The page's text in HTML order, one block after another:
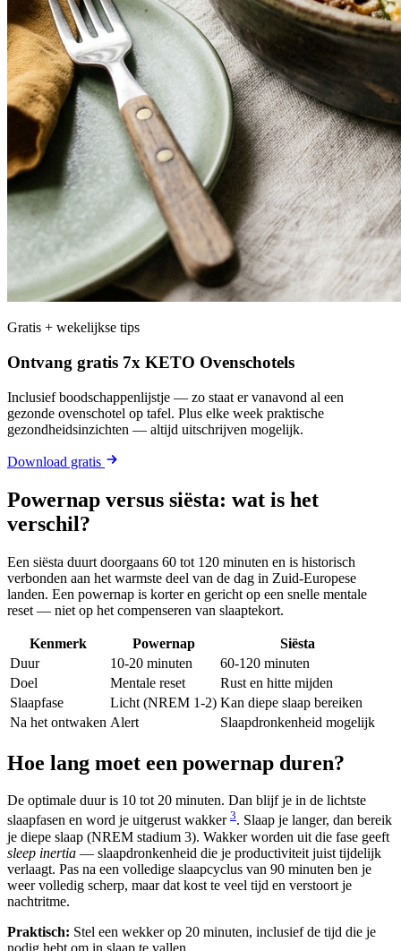
Gratis + wekelijkse tips
Ontvang gratis 7x KETO Ovenschotels
Inclusief boodschappenlijstje — zo staat er vanavond al een
gezonde ovenschotel op tafel. Plus elke week praktische
gezondheidsinzichten — altijd uitschrijven mogelijk.
Download gratis
Powernap versus siësta: wat is het
verschil?
Een siësta duurt doorgaans 60 tot 120 minuten en is historisch
verbonden aan het warmste deel van de dag in Zuid-Europese
landen. Een powernap is korter en gericht op een snelle mentale
reset — niet op het compenseren van slaaptekort.
Kenmerk Powernap
Siësta
Duur
10-20 minuten
60-120 minuten
Doel
Mentale reset
Rust en hitte mijden
Slaapfase
Licht (NREM 1-2) Kan diepe slaap bereiken
Na het ontwaken Alert Slaapdronkenheid mogelijk
Hoe lang moet een powernap duren?
De optimale duur is 10 tot 20 minuten. Dan blijf je in de lichtste
slaapfasen en word je uitgerust wakker 3. Slaap je langer, dan bereik
je diepe slaap (NREM stadium 3). Wakker worden uit die fase geeft
sleep inertia — slaapdronkenheid die je productiviteit juist tijdelijk
verlaagt. Pas na een volledige slaapcyclus van 90 minuten ben je
weer volledig scherp, maar dat kost te veel tijd en verstoort je
nachtritme.
Praktisch: Stel een wekker op 20 minuten, inclusief de tijd die je
nodig hebt om in slaap te vallen.